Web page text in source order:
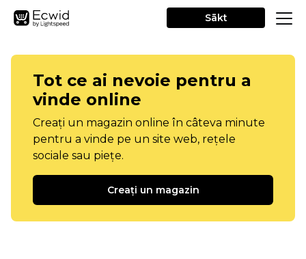
Sākt
Tot ce ai nevoie pentru a
vinde online
Creați un magazin online în câteva minute
pentru a vinde pe un site web, rețele
sociale sau piețe.
Creați un magazin